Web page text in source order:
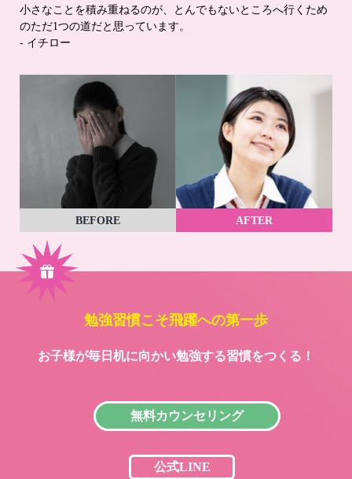
小さなことを積み重ねるのが、とんでもないところへ行くため
のただ1つの道だと思っています。
- イチロー
BEFORE AFTER
勉強習慣こそ飛躍への第一歩
お子様が毎日机に向かい勉強する習慣をつくる！
無料カウンセリング
公式LINE